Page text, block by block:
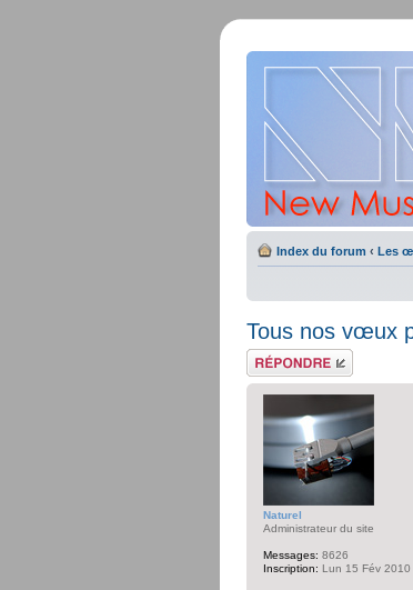
Index du forum ‹ Les
Tous nos vœux
Répondre
Naturel
Administrateur du site
Messages: 8626
Inscription: Lun 15 Fév 2010